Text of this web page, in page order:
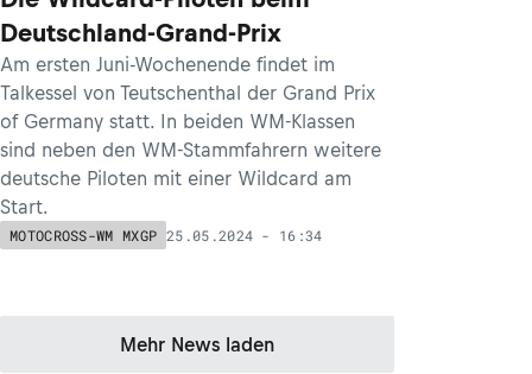
Deutschland-Grand-Prix
Am ersten Juni-Wochenende findet im
Talkessel von Teutschenthal der Grand Prix
of Germany statt. In beiden WM-Klassen
sind neben den WM-Stammfahrern weitere
deutsche Piloten mit einer Wildcard am
Start.
MOTOCROSS-WM MXGP 25.05.2024 - 16:34
Mehr News laden